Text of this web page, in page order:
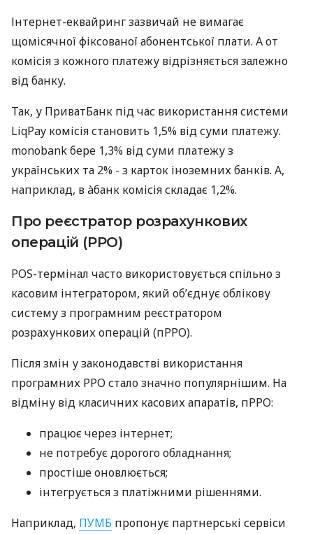
Інтернет-еквайринг зазвичай не вимагає
щомісячної фіксованої абонентської плати. А от
комісія з кожного платежу відрізняється залежно
від банку.
Так, у ПриватБанк під час використання системи
LiqPay комісія становить 1,5% від суми платежу.
monobank бере 1,3% від суми платежу з
українських та 2% - з карток іноземних банків. А,
наприклад, в àбанк комісія складає 1,2%.
Про реєстратор розрахункових
операцій (РРО)
POS-термінал часто використовується спільно з
касовим інтегратором, який об’єднує облікову
систему з програмним реєстратором
розрахункових операцій (пРРО).
Після змін у законодавстві використання
програмних РРО стало значно популярнішим. На
відміну від класичних касових апаратів, пРРО:
працює через інтернет;
не потребує дорогого обладнання;
простіше оновлюється;
інтегрується з платіжними рішеннями.
Наприклад, ПУМБ пропонує партнерські сервіси